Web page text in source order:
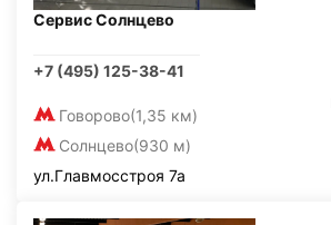
Сервис Солнцево
+7 (495) 125-38-41
Говорово(1,35 км)
Солнцево(930 м)
ул.Главмосстроя 7а